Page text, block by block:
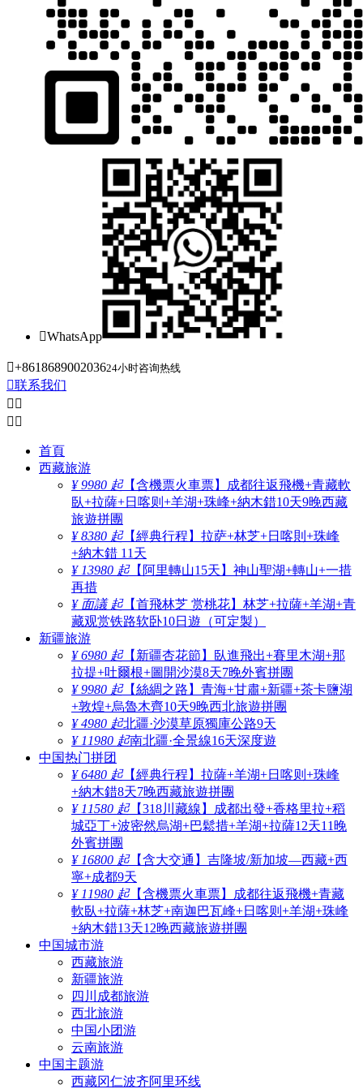
WhatsApp
+861868900203624小时咨询热线
联系我们
 
 
首頁
西藏旅游
¥ 9980 起【含機票火車票】成都往返飛機+青藏軟
臥+拉薩+日喀则+羊湖+珠峰+納木錯10天9晚西藏
旅遊拼團
¥ 8380 起【經典行程】拉萨+林芝+日喀則+珠峰
+納木錯 11天
¥ 13980 起【阿里轉山15天】神山聖湖+轉山+一措
再措
¥ 面議 起【首飛林芝 赏桃花】林芝+拉薩+羊湖+青
藏观赏铁路软卧10日遊（可定製）
新疆旅游
¥ 6980 起【新疆杏花節】臥進飛出+賽里木湖+那
拉提+吐爾根+圖開沙漠8天7晚外賓拼團
¥ 9980 起【絲綢之路】青海+甘肅+新疆+茶卡鹽湖
+敦煌+烏魯木齊10天9晚西北旅遊拼團
¥ 4980 起北疆·沙漠草原獨庫公路9天
¥ 11980 起南北疆·全景線16天深度遊
中国热门拼团
¥ 6480 起【經典行程】拉薩+羊湖+日喀则+珠峰
+納木錯8天7晚西藏旅遊拼團
¥ 11580 起【318川藏線】成都出發+香格里拉+稻
城亞丁+波密然烏湖+巴鬆措+羊湖+拉薩12天11晚
外賓拼團
¥ 16800 起【含大交通】吉隆坡/新加坡—西藏+西
寧+成都9天
¥ 11980 起【含機票火車票】成都往返飛機+青藏
軟臥+拉薩+林芝+南迦巴瓦峰+日喀则+羊湖+珠峰
+納木錯13天12晚西藏旅遊拼團
中国城市游
西藏旅游
新疆旅游
四川成都旅游
西北旅游
中国小团游
云南旅游
中国主题游
西藏冈仁波齐阿里环线